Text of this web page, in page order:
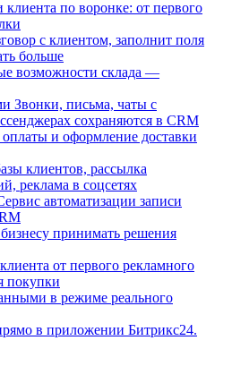
клиента по воронке: от первого
с клиентом, заполнит поля
больше
возможности склада —
Звонки, письма, чаты с
сохраняются в CRM
и оформление доставки
клиентов, рассылка
реклама в соцсетях
автоматизации записи
принимать решения
от первого рекламного
покупки
в режиме реального
в приложении Битрикс24.